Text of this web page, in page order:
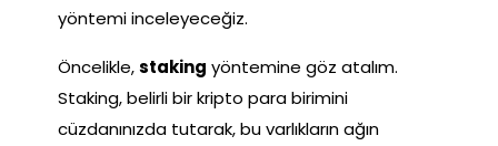
yöntemi inceleyeceğiz.
Öncelikle,staking yöntemine göz atalım.
Staking, belirli bir kripto para birimini
cüzdanınızda tutarak, bu varlıkların ağın